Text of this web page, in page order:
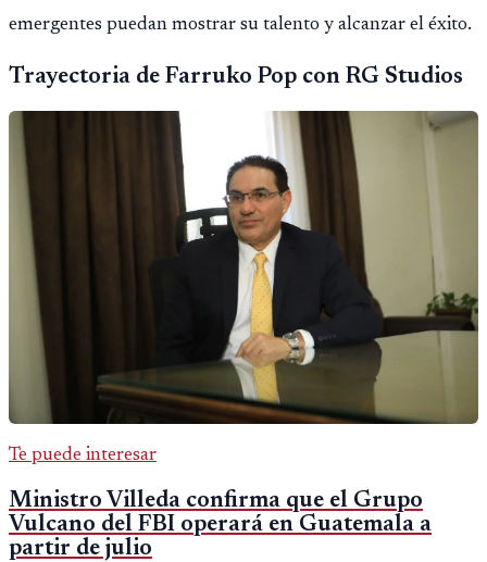
emergentes puedan mostrar su talento y alcanzar el éxito.
Trayectoria de Farruko Pop con RG Studios
Te puede interesar
Ministro Villeda confirma que el Grupo
Vulcano del FBI operará en Guatemala a
partir de julio